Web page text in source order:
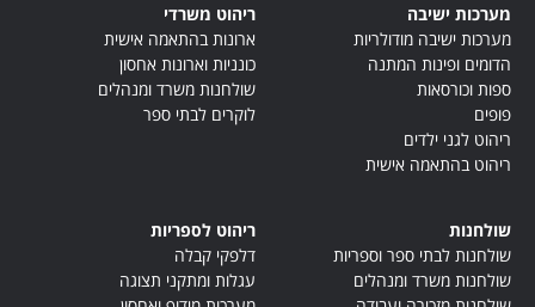
מערכות ישיבה
מערכות ישיבה מודולריות
הדומים ופינות המתנה
ספות וכורסאות
פופים
ריהוט לגני ילדים
ריהוט בהתאמה אישית
ריהוט משרדי
ארונות בהתאמה אישית
כונניות וארונות אחסון
שולחנות משרד ומנהלים
לוקרים לבתי ספר
שולחנות
שולחנות לבתי ספר וספריות
שולחנות משרד ומנהלים
ריהוט לספריות
דלפקי קבלה
עגלות ומתקני תצוגה